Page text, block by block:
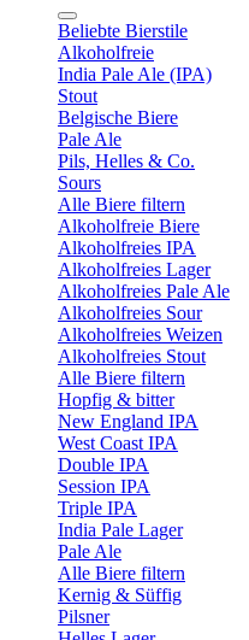
Beliebte Bierstile
Alkoholfreie
India Pale Ale (IPA)
Stout
Belgische Biere
Pale Ale
Pils, Helles & Co.
Sours
Alle Biere filtern
Alkoholfreie Biere
Alkoholfreies IPA
Alkoholfreies Lager
Alkoholfreies Pale Ale
Alkoholfreies Sour
Alkoholfreies Weizen
Alkoholfreies Stout
Alle Biere filtern
Hopfig & bitter
New England IPA
West Coast IPA
Double IPA
Session IPA
Triple IPA
India Pale Lager
Pale Ale
Alle Biere filtern
Kernig & Süffig
Pilsner